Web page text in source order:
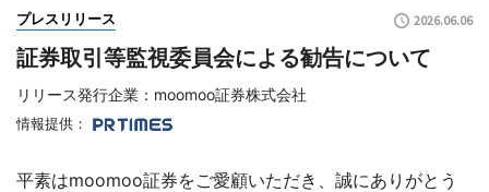
プレスリリース 2026.06.06
証券取引等監視委員会による勧告について
リリース発行企業：moomoo証券株式会社
情報提供：
平素はmoomoo証券をご愛顧いただき、誠にありがとう